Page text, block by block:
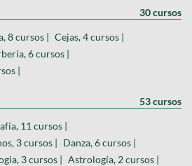
30 cursos
8 cursos | Cejas, 4 cursos |
6 cursos |
|
53 cursos
11 cursos |
3 cursos | Danza, 6 cursos |
3 cursos | Astrología, 2 cursos |